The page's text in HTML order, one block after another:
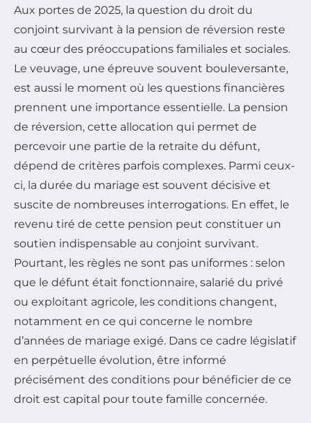
Aux portes de 2025, la question du droit du
conjoint survivant à la pension de réversion reste
au cœur des préoccupations familiales et sociales.
Le veuvage, une épreuve souvent bouleversante,
est aussi le moment où les questions financières
prennent une importance essentielle. La pension
de réversion, cette allocation qui permet de
percevoir une partie de la retraite du défunt,
dépend de critères parfois complexes. Parmi ceux-
ci, la durée du mariage est souvent décisive et
suscite de nombreuses interrogations. En effet, le
revenu tiré de cette pension peut constituer un
soutien indispensable au conjoint survivant.
Pourtant, les règles ne sont pas uniformes : selon
que le défunt était fonctionnaire, salarié du privé
ou exploitant agricole, les conditions changent,
notamment en ce qui concerne le nombre
d’années de mariage exigé. Dans ce cadre législatif
en perpétuelle évolution, être informé
précisément des conditions pour bénéficier de ce
droit est capital pour toute famille concernée.